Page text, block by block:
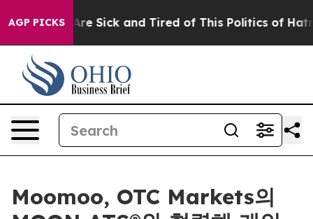
AGP PICKSAre Sick and Tired of This Politics of Hatred”
Moomoo, OTC Markets의